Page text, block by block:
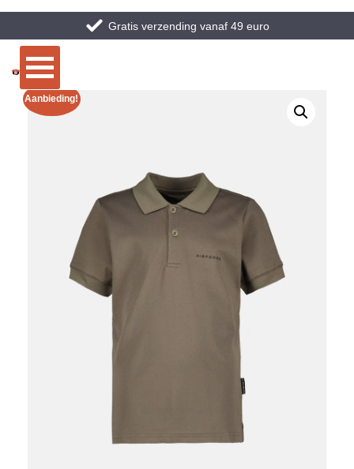
Gratis verzending vanaf 49 euro
Aanbieding!